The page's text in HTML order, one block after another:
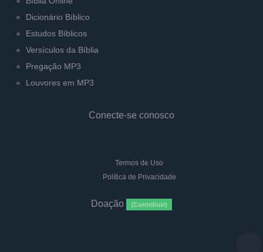
Dicionário Bíblico
Estudos Bíblicos
Versículos da Bíblia
Pregação MP3
Louvores em MP3
Conecte-se conosco
Termos de Uso
Política de Privacidade
Doação (Contribuir)